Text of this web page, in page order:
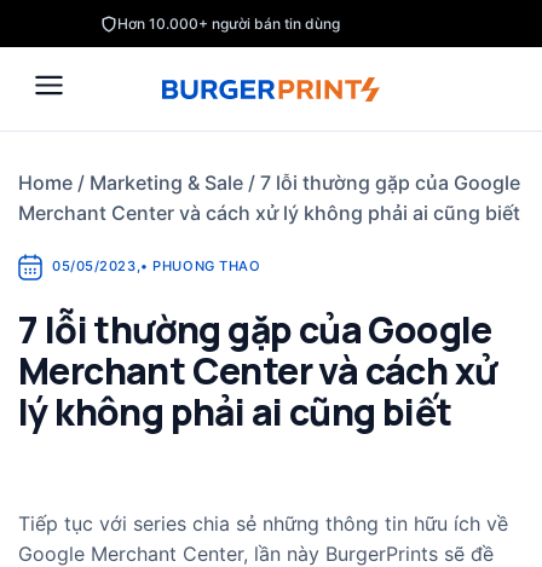
to
content
Hơn 10.000+ người bán tin dùng
Home / Marketing & Sale / 7 lỗi thường gặp của Google
Merchant Center và cách xử lý không phải ai cũng biết
05/05/2023,• PHUONG THAO
7 lỗi thường gặp của Google
Merchant Center và cách xử
lý không phải ai cũng biết
Tiếp tục với series chia sẻ những thông tin hữu ích về
Google Merchant Center, lần này BurgerPrints sẽ đề